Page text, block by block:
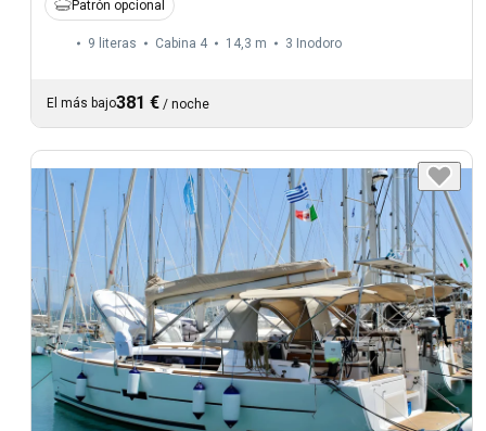
Patrón opcional
9 literas Cabina 4 14,3 m 3 Inodoro
El más bajo381 € / noche